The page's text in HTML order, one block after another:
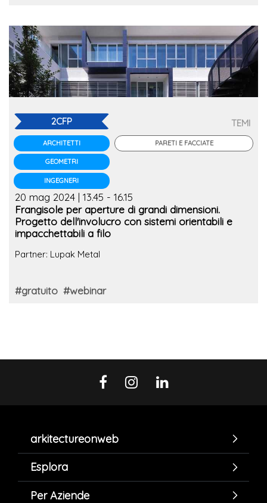
2CFP
ARCHITETTI
GEOMETRI
INGEGNERI
TEMI
PARETI E FACCIATE
20 mag 2024 | 13.45 - 16.15
Frangisole per aperture di grandi dimensioni.
Progetto dell'involucro con sistemi orientabili e
impacchettabili a filo
Partner: Lupak Metal
#gratuito #webinar
arkitectureonweb
Esplora
Per Aziende